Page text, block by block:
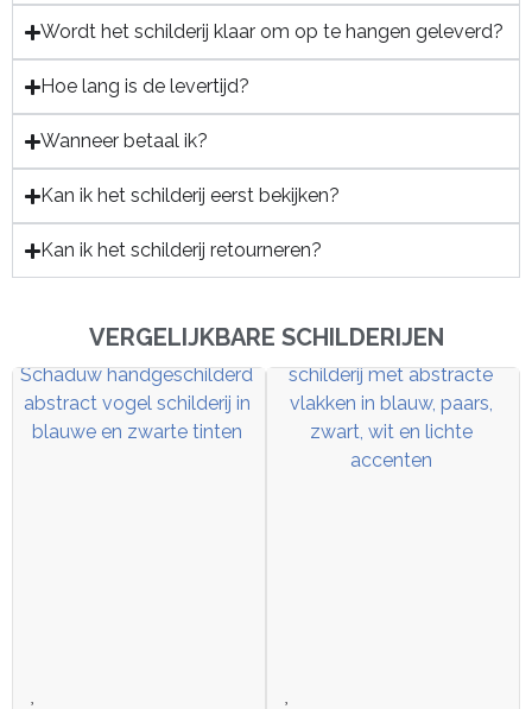
Wordt het schilderij klaar om op te hangen geleverd?
Hoe lang is de levertijd?
Wanneer betaal ik?
Kan ik het schilderij eerst bekijken?
Kan ik het schilderij retourneren?
VERGELIJKBARE SCHILDERIJEN